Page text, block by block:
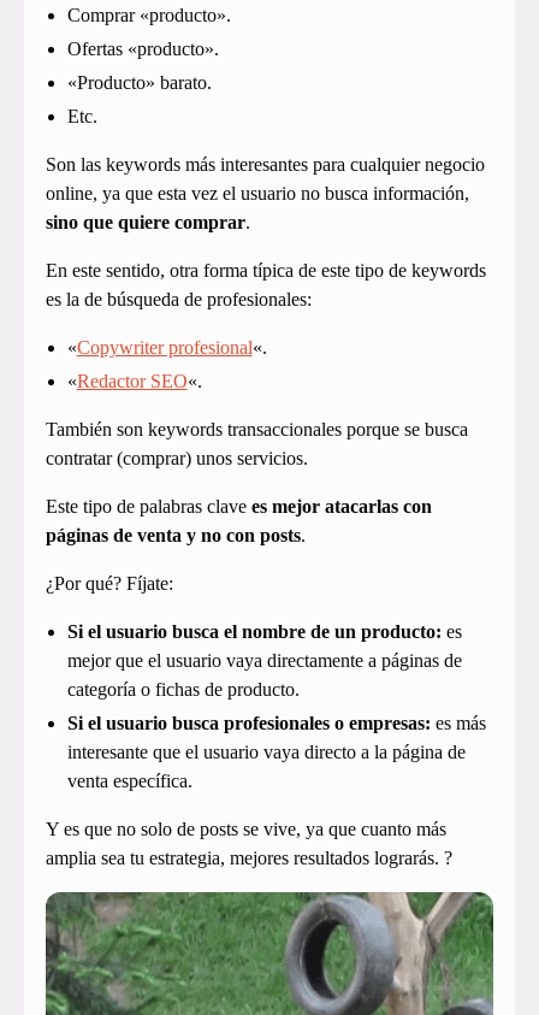
Comprar «producto».
Ofertas «producto».
«Producto» barato.
Etc.
Son las keywords más interesantes para cualquier negocio
online, ya que esta vez el usuario no busca información,
sino que quiere comprar.
En este sentido, otra forma típica de este tipo de keywords
es la de búsqueda de profesionales:
«Copywriter profesional«.
«Redactor SEO«.
También son keywords transaccionales porque se busca
contratar (comprar) unos servicios.
Este tipo de palabras clave es mejor atacarlas con
páginas de venta y no con posts.
¿Por qué? Fíjate:
Si el usuario busca el nombre de un producto: es
mejor que el usuario vaya directamente a páginas de
categoría o fichas de producto.
Si el usuario busca profesionales o empresas: es más
interesante que el usuario vaya directo a la página de
venta específica.
Y es que no solo de posts se vive, ya que cuanto más
amplia sea tu estrategia, mejores resultados lograrás. ?